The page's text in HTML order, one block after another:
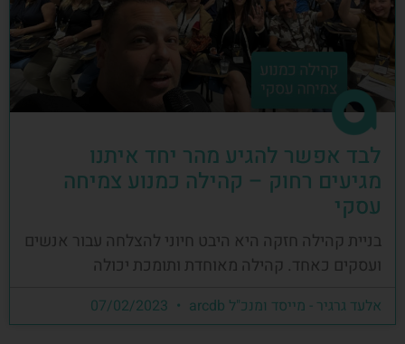
לבד אפשר להגיע מהר יחד איתנו
מגיעים רחוק – קהילה כמנוע צמיחה
עסקי
בניית קהילה חזקה היא היבט חיוני להצלחה עבור אנשים
ועסקים כאחד. קהילה מאוחדת ותומכת יכולה
אלעד גרגיר - מייסד ומנכ"ל arcdb